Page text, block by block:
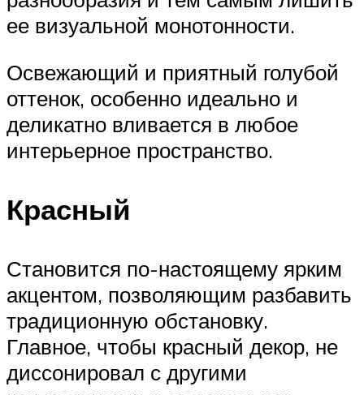
ее визуальной монотонности.
Освежающий и приятный голубой
оттенок, особенно идеально и
деликатно вливается в любое
интерьерное пространство.
Красный
Становится по-настоящему ярким
акцентом, позволяющим разбавить
традиционную обстановку.
Главное, чтобы красный декор, не
диссонировал с другими